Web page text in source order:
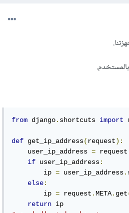
from django. shortcuts import
def get_ip_address(request):
    user_ip_address
= request
if user_ip_address:
        ip
= user_ip_address.
else:
        ip
= request .META. get
return